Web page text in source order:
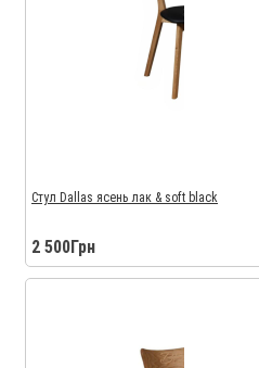
Стул Dallas ясень лак & soft black
2 500Грн